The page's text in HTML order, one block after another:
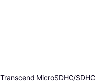
Transcend MicroSDHC/SDHC